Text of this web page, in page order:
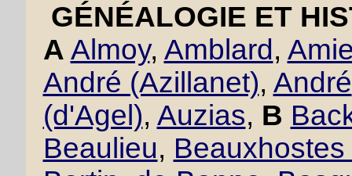
GÉNÉALOGIE ET
A Almoy, Amblard ,
André (Azillanet), André
(d'Agel), Auzias, B
Beaulieu,